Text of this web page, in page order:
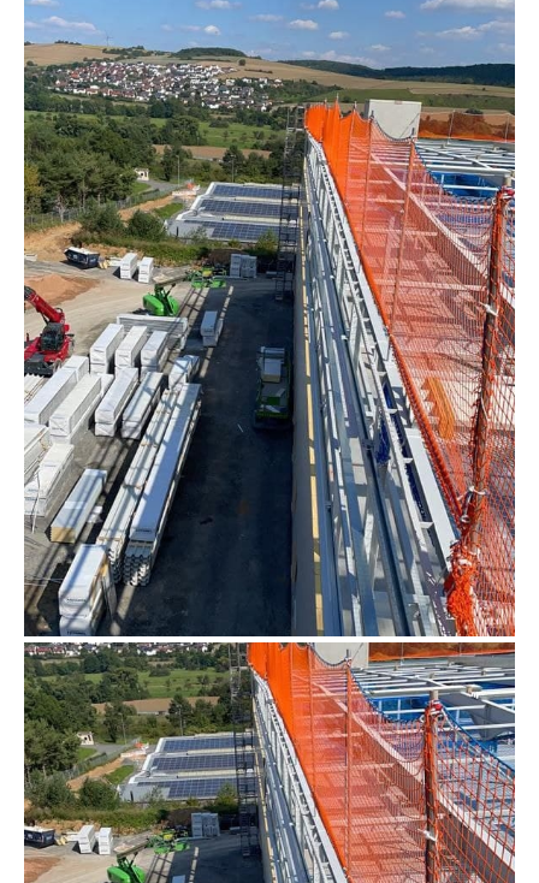
Dachrandsicherung als
Kantenschutznetz montiert